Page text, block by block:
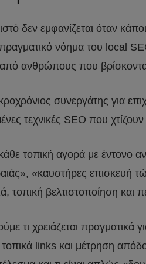
δεν εμφανίζεται όταν
πραγματικό νόημα του local
από ανθρώπους που
συνεργάτης για
τεχνικές SEO που
τοπική αγορά με έντονο
«καυστήρες επισκευή
τοπική βελτιστοποίηση
τι χρειάζεται
links και μέτρηση